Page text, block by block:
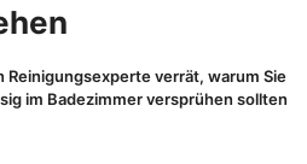
Reinigungsexperte verrät, warum Sie
im Badezimmer versprühen sollten